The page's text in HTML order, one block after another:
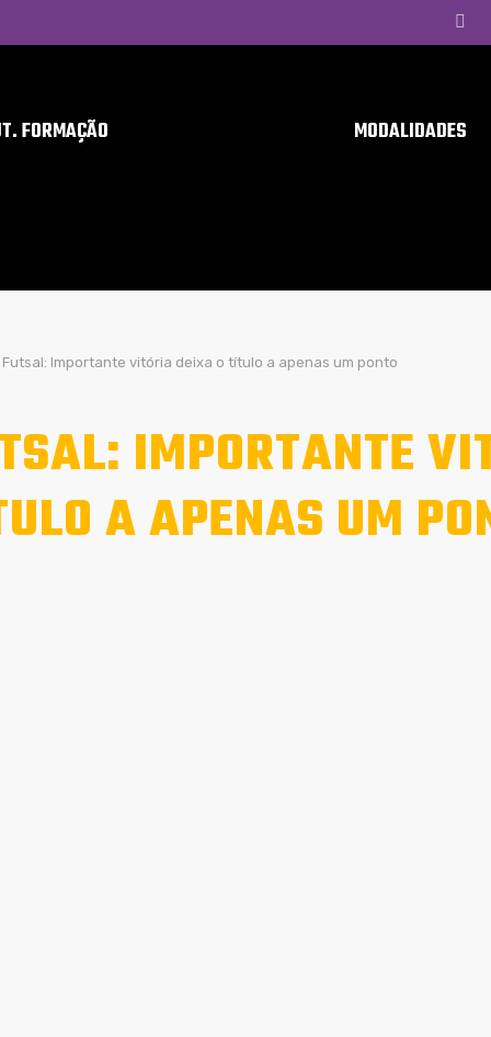
FORMAÇÃO MODALIDADES
Futsal: Importante vitória deixa o título a apenas um ponto
IMPORTANTE
A APENAS UM